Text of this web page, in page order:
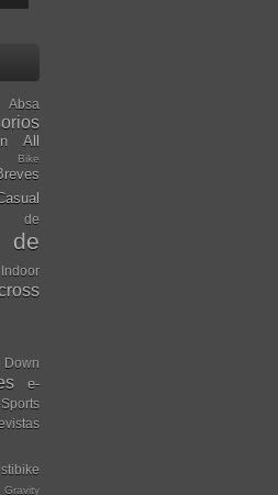
Absa
All
Bike
de
de
Down
e-
Gravity